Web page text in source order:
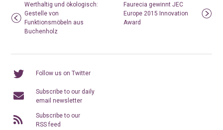
Werthaltig und ökologisch:
Gestelle von
Funktionsmöbeln aus
Buchenholz
Faurecia gewinnt JEC
Europe 2015 Innovation
Award
Follow us on Twitter
Subscribe to our daily
email newsletter
Subscribe to our
RSS feed